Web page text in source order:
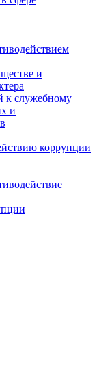
и
к служебному
и
коррупции